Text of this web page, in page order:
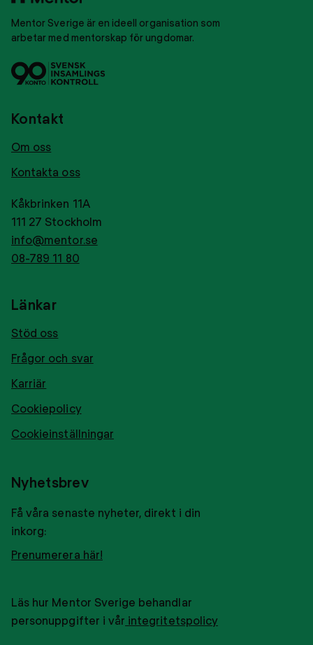
Mentor Sverige är en ideell organisation som
arbetar med mentorskap för ungdomar.
Svensk
insamlingskontroll
Kontakt
Om oss
Kontakta oss
Kåkbrinken 11A
111 27 Stockholm
info@mentor.se
08-789 11 80
Länkar
Stöd oss
Frågor och svar
Karriär
Cookiepolicy
Cookieinställningar
Nyhetsbrev
Få våra senaste nyheter, direkt i din
inkorg:
Prenumerera här!
Läs hur Mentor Sverige behandlar
personuppgifter i vår integritetspolicy